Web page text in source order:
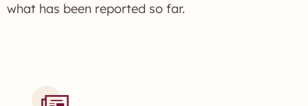
what has been reported so far.